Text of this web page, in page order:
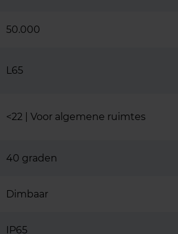
50.000
L65
<22 | Voor algemene ruimtes
40 graden
Dimbaar
IP65